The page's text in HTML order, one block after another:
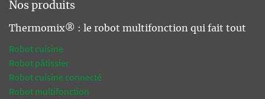
Nos produits
Thermomix® : le robot multifonction qui fait tout
Robot cuisine
Robot pâtissier
Robot cuisine connecté
Robot multifonction